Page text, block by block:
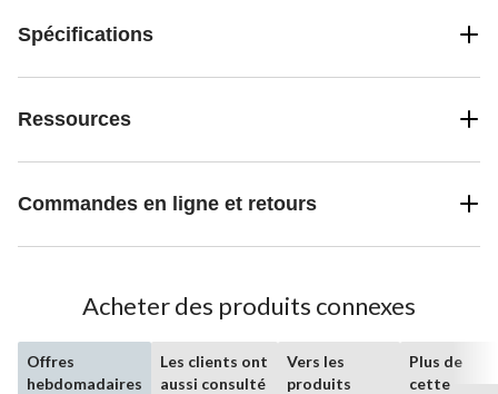
Spécifications
Ressources
Commandes en ligne et retours
Acheter des produits connexes
Offres
hebdomadaires
Les clients ont
aussi consulté
Vers les
produits
Plus de
cette